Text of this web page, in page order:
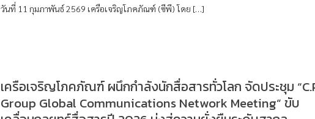
วันที่ 11 กุมภาพันธ์ 2569 เครือเจริญโภคภัณฑ์ (ซีพี) โดย […]
เครือเจริญโภคภัณฑ์ ผนึกกำลังนักสื่อสารทั่วโลก จัดประชุม
Group Global Communications Network Meeting” ขับ